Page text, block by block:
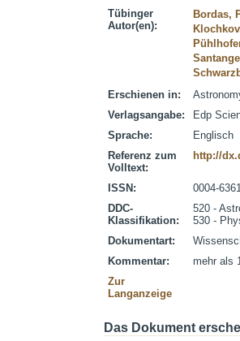
Tübinger
Autor(en):
Bordas,
Erschienen in:
Verlagsangabe:
Edp
Sprache:
Englisch
Referenz zum
Volltext:
http://
ISSN:
0004-
DDC-
Klassifikation:
520 -
530 -
Dokumentart:
Kommentar:
mehr als
Zur
Langanzeige
Das Dokument